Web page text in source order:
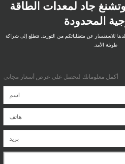
جاد لمعدات الطاقة
المحدودة
للاستفسار عن متطلباتكم من التوريد. نتطلع إلى شراكة
طويلة الأمد.
أكمل معلوماتك لتحصل على عرض أسعار مجاني